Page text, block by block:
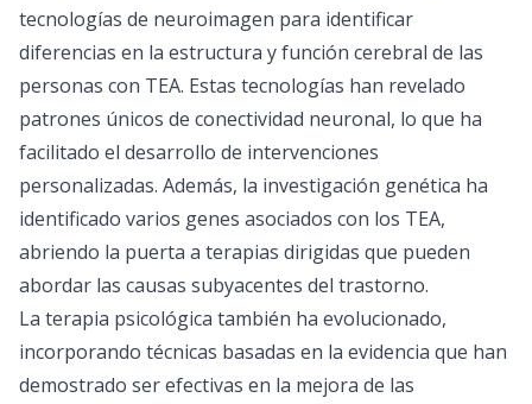
tecnologías de neuroimagen para identificar
diferencias en la estructura y función cerebral de las
personas con TEA. Estas tecnologías han revelado
patrones únicos de conectividad neuronal, lo que ha
facilitado el desarrollo de intervenciones
personalizadas. Además, la investigación genética ha
identificado varios genes asociados con los TEA,
abriendo la puerta a terapias dirigidas que pueden
abordar las causas subyacentes del trastorno.
La terapia psicológica también ha evolucionado,
incorporando técnicas basadas en la evidencia que han
demostrado ser efectivas en la mejora de las